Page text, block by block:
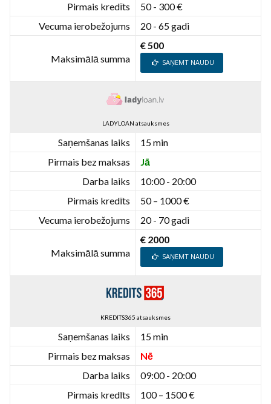
Pirmais kredīts
50 - 300 €
Vecuma ierobežojums
20 - 65 gadi
Maksimālā summa
€ 500
SAŅEMT NAUDU
LADYLOAN atsauksmes
Saņemšanas laiks
15 min
Pirmais bez maksas
Jā
Darba laiks
10:00 - 20:00
Pirmais kredīts
50 – 1000 €
Vecuma ierobežojums
20 - 70 gadi
Maksimālā summa
€ 2000
SAŅEMT NAUDU
KREDITS365 atsauksmes
Saņemšanas laiks
15 min
Pirmais bez maksas
Nē
Darba laiks
09:00 - 20:00
Pirmais kredīts
100 – 1500 €